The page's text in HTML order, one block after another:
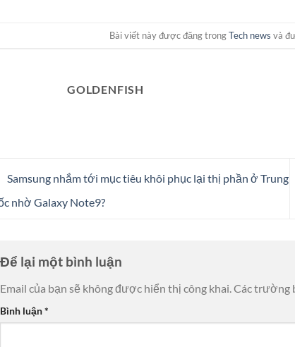
Bài viết này được đăng trongTech news và
GOLDENFISH
Samsung nhắm tới mục tiêu khôi phục lại thị phần ở Trung
nhờ Galaxy Note9?
Để lại một bình luận
Email của bạn sẽ không được hiển thị công khai. Các trường
Bình luận*